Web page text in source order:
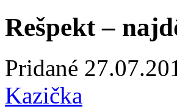
Rešpekt –
Pridané
Kazička